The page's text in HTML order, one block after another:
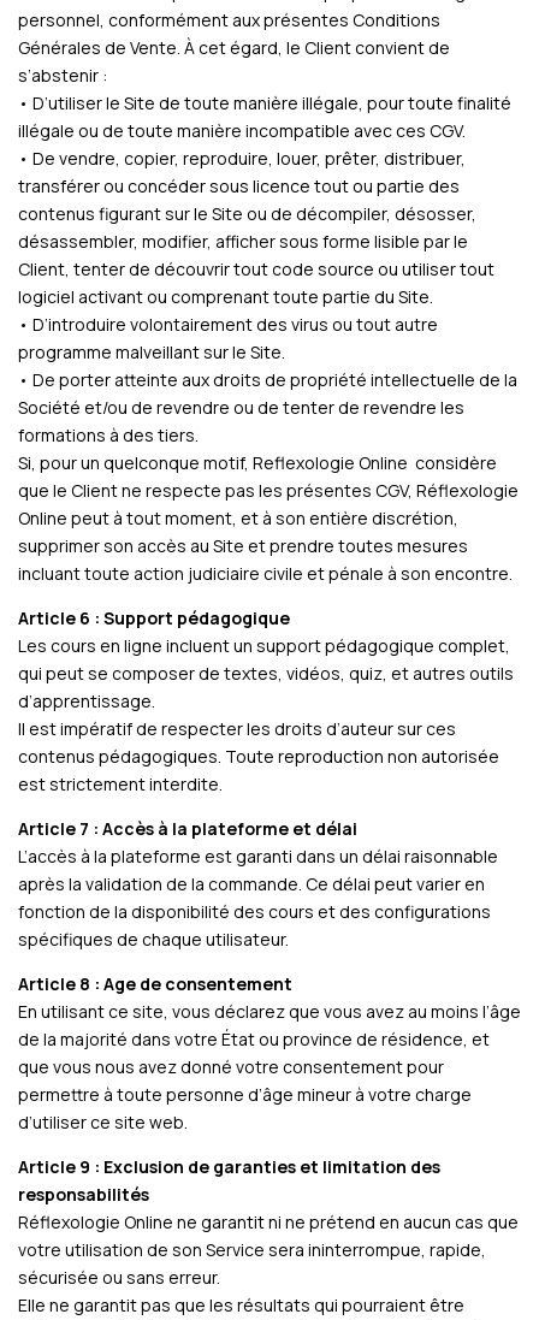
personnel, conformément aux présentes Conditions
Générales de Vente. À cet égard, le Client convient de
s’abstenir :
• D’utiliser le Site de toute manière illégale, pour toute finalité
illégale ou de toute manière incompatible avec ces CGV.
• De vendre, copier, reproduire, louer, prêter, distribuer,
transférer ou concéder sous licence tout ou partie des
contenus figurant sur le Site ou de décompiler, désosser,
désassembler, modifier, afficher sous forme lisible par le
Client, tenter de découvrir tout code source ou utiliser tout
logiciel activant ou comprenant toute partie du Site.
• D’introduire volontairement des virus ou tout autre
programme malveillant sur le Site.
• De porter atteinte aux droits de propriété intellectuelle de la
Société et/ou de revendre ou de tenter de revendre les
formations à des tiers.
Si, pour un quelconque motif, Reflexologie Online considère
que le Client ne respecte pas les présentes CGV, Réflexologie
Online peut à tout moment, et à son entière discrétion,
supprimer son accès au Site et prendre toutes mesures
incluant toute action judiciaire civile et pénale à son encontre.
Article 6 : Support pédagogique
Les cours en ligne incluent un support pédagogique complet,
qui peut se composer de textes, vidéos, quiz, et autres outils
d’apprentissage.
Il est impératif de respecter les droits d’auteur sur ces
contenus pédagogiques. Toute reproduction non autorisée
est strictement interdite.
Article 7 : Accès à la plateforme et délai
L’accès à la plateforme est garanti dans un délai raisonnable
après la validation de la commande. Ce délai peut varier en
fonction de la disponibilité des cours et des configurations
spécifiques de chaque utilisateur.
Article 8 : Age de consentement
En utilisant ce site, vous déclarez que vous avez au moins l’âge
de la majorité dans votre État ou province de résidence, et
que vous nous avez donné votre consentement pour
permettre à toute personne d’âge mineur à votre charge
d’utiliser ce site web.
Article 9 : Exclusion de garanties et limitation des
responsabilités
Réflexologie Online ne garantit ni ne prétend en aucun cas que
votre utilisation de son Service sera ininterrompue, rapide,
sécurisée ou sans erreur.
Elle ne garantit pas que les résultats qui pourraient être